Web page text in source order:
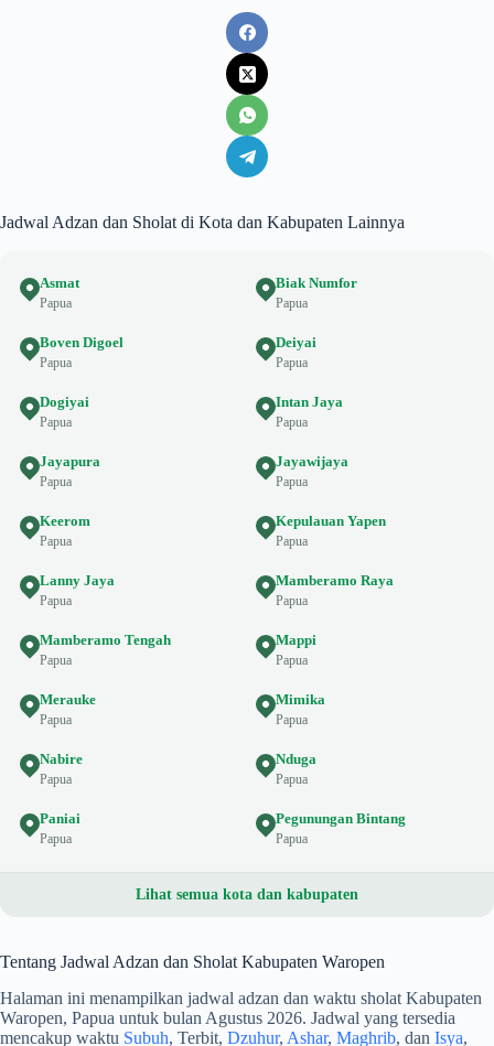
Jadwal Adzan dan Sholat di Kota dan Kabupaten Lainnya
Asmat
Papua
Biak Numfor
Papua
Boven Digoel
Papua
Deiyai
Papua
Dogiyai
Papua
Intan Jaya
Papua
Jayapura
Papua
Jayawijaya
Papua
Keerom
Papua
Kepulauan Yapen
Papua
Lanny Jaya
Papua
Mamberamo Raya
Papua
Mamberamo Tengah
Papua
Mappi
Papua
Merauke
Papua
Mimika
Papua
Nabire
Papua
Nduga
Papua
Paniai
Papua
Pegunungan Bintang
Papua
Lihat semua kota dan kabupaten
Tentang Jadwal Adzan dan Sholat Kabupaten Waropen
Halaman ini menampilkan jadwal adzan dan waktu sholat Kabupaten
Waropen, Papua untuk bulan Agustus 2026. Jadwal yang tersedia
mencakup waktu Subuh, Terbit, Dzuhur, Ashar, Maghrib, dan Isya,